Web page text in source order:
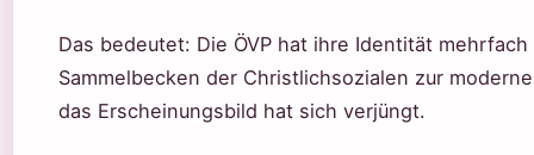
Das bedeutet: Die ÖVP hat ihre Identität
Sammelbecken der Christlichsozialen zur
das Erscheinungsbild hat sich verjüngt.